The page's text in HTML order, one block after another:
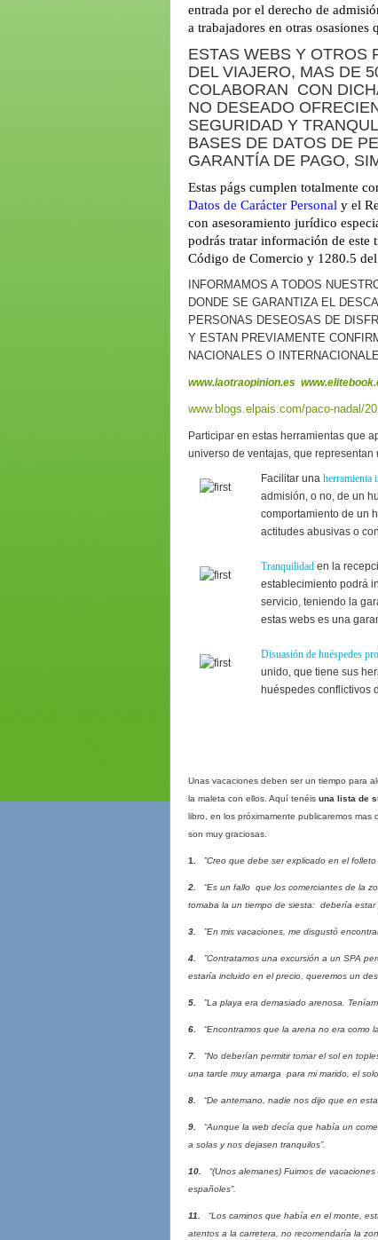
entrada por el derecho de
a trabajadores en otras osasiones
ESTAS WEBS Y OTROS
DEL VIAJERO, MAS DE
COLABORAN CON
NO DESEADO
SEGURIDAD Y
BASES DE DATOS DE
GARANTÍA DE PAGO,
Estas págs cumplen totalmente
Datos de Carácter Personal y el
con asesoramiento jurídico
podrás tratar información de
Código de Comercio y 1280.5
INFORMAMOS A TODOS
DONDE SE GARANTIZA EL
PERSONAS DESEOSAS DE
Y ESTAN PREVIAMENTE
NACIONALES O
www.laotraopinion.es
www.blogs.elpais.com/paco-nadal/
Participar en estas herramientas que
universo de ventajas, que
Facilitar una herramienta
admisión, o no, de un
comportamiento de un
actitudes abusivas o
Tranquilidad en la
establecimiento podrá
servicio, teniendo la
estas webs es una
Disuasión de huéspedes
unido, que tiene sus
huéspedes conflictivos
Unas vacaciones deben ser un tiempo para
la maleta con ellos. Aquí tenéis una lista de
libro, en los próximamente publicaremos
son muy graciosas.
1. ”Creo que debe ser explicado en el
2.
“Es un fallo que los comerciantes de la
tomaba la un tiempo de siesta: debería estar
3. ”En mis vacaciones, me disgustó
4.
”Contratamos una excursión a un SPA
estaría incluido en el precio, queremos un
5. ”La playa era demasiado arenosa.
6. “Encontramos que la arena no era como
7.
“No deberían permitir tomar el sol en
una tarde muy amarga para mi marido, el
8. “De antemano, nadie nos dijo que en
9.
“Aunque la web decía que había un
a solas y nos dejasen tranquilos”.
10.
“(Unos alemanes) Fuimos de
españoles”.
11.
“Los caminos que había en el monte,
atentos a la carretera, no recomendaría la